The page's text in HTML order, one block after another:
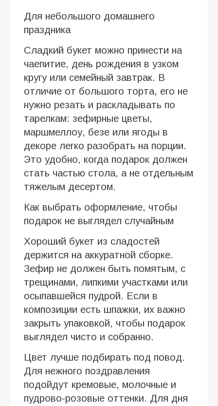
Для небольшого домашнего
праздника
Сладкий букет можно принести на
чаепитие, день рождения в узком
кругу или семейный завтрак. В
отличие от большого торта, его не
нужно резать и раскладывать по
тарелкам: зефирные цветы,
маршмеллоу, безе или ягоды в
декоре легко разобрать на порции.
Это удобно, когда подарок должен
стать частью стола, а не отдельным
тяжелым десертом.
Как выбрать оформление, чтобы
подарок не выглядел случайным
Хороший букет из сладостей
держится на аккуратной сборке.
Зефир не должен быть помятым, с
трещинами, липкими участками или
осыпавшейся пудрой. Если в
композиции есть шпажки, их важно
закрыть упаковкой, чтобы подарок
выглядел чисто и собранно.
Цвет лучше подбирать под повод.
Для нежного поздравления
подойдут кремовые, молочные и
пудрово-розовые оттенки. Для дня